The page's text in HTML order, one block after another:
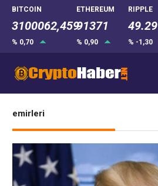
BITCOIN
3100062,459
% 0,70
ETHEREUM
91371
% 0,90
RIPPLE
49.29
% -1,30
emirleri